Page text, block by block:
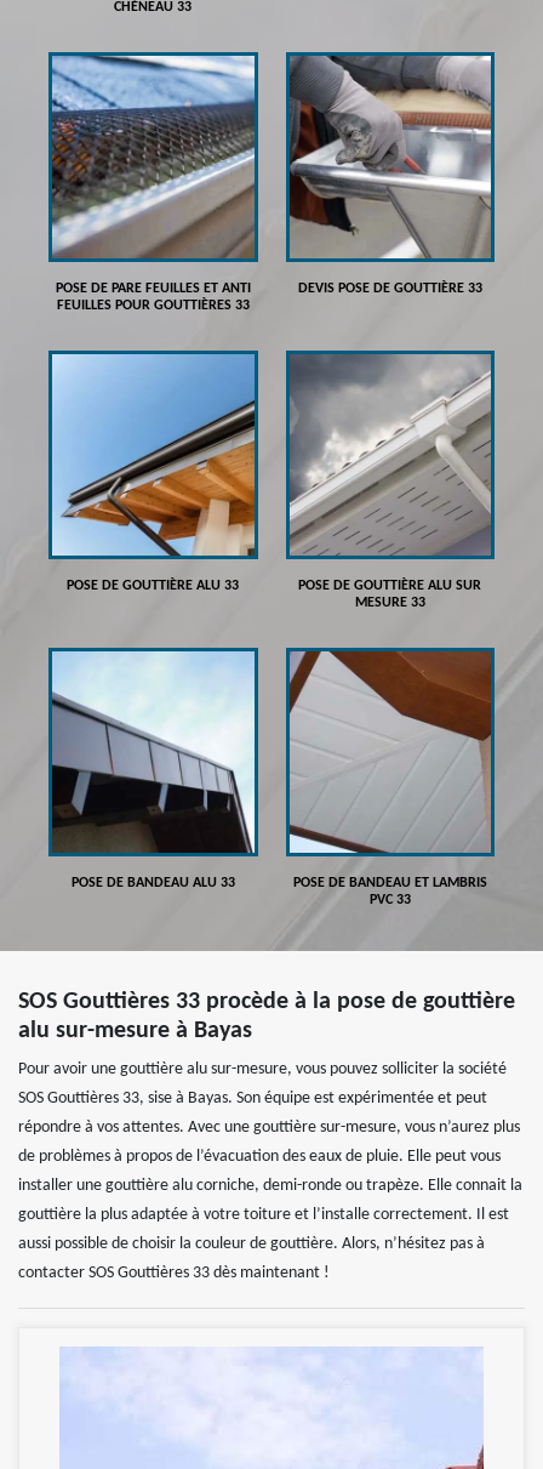
CHÉNEAU 33
POSE DE PARE FEUILLES ET ANTI
FEUILLES POUR GOUTTIÈRES 33
DEVIS POSE DE GOUTTIÈRE 33
POSE DE GOUTTIÈRE ALU 33
POSE DE GOUTTIÈRE ALU SUR
MESURE 33
POSE DE BANDEAU ALU 33
POSE DE BANDEAU ET LAMBRIS
PVC 33
SOS Gouttières 33 procède à la pose de gouttière
alu sur-mesure à Bayas
Pour avoir une gouttière alu sur-mesure, vous pouvez solliciter la société
SOS Gouttières 33, sise à Bayas. Son équipe est expérimentée et peut
répondre à vos attentes. Avec une gouttière sur-mesure, vous n’aurez plus
de problèmes à propos de l’évacuation des eaux de pluie. Elle peut vous
installer une gouttière alu corniche, demi-ronde ou trapèze. Elle connait la
gouttière la plus adaptée à votre toiture et l’installe correctement. Il est
aussi possible de choisir la couleur de gouttière. Alors, n’hésitez pas à
contacter SOS Gouttières 33 dès maintenant !